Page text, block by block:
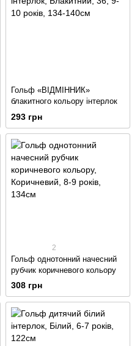
Гольф «ВІДМІННИК»
блакитного кольору інтерлок
293 грн
2
Гольф однотонний начесний
рубчик коричневого кольору
308 грн